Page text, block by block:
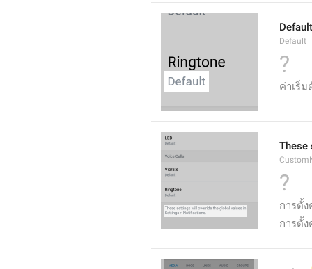
Default
Default
?
ค่าเริ่ม
These
?
การตั้
การตั้